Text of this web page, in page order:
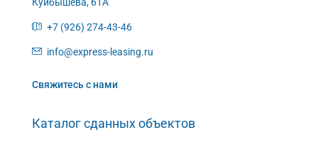
+7 (926) 274-43-46
info@express-leasing.ru
Свяжитесь с нами
Каталог сданных объектов